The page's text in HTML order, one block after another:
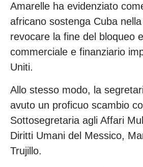
Amarelle ha evidenziato
africano sostenga Cuba
revocare la fine del bloqueo
commerciale e finanziario
Uniti.
Allo stesso modo, la
avuto un proficuo scambio
Sottosegretaria agli Affari
Diritti Umani del Messico,
Trujillo.